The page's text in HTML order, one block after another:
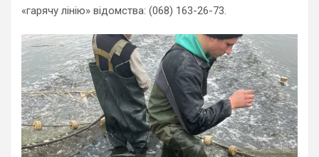
«гарячу лінію» відомства: (068) 163-26-73.